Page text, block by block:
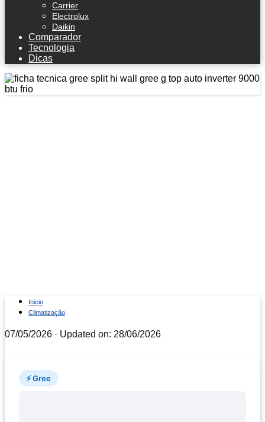
Carrier
Electrolux
Daikin
Comparador
Tecnologia
Dicas
Inicio
Climatização
07/05/2026 · Updated on: 28/06/2026
⚡ Gree